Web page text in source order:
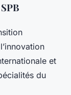
et
du